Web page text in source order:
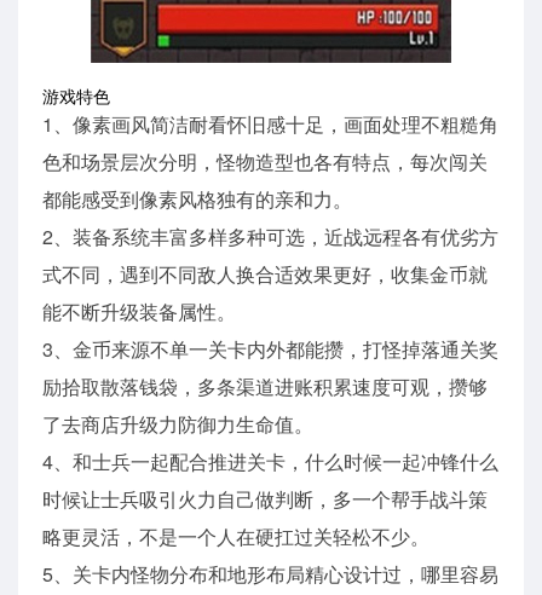
游戏特色
1、像素画风简洁耐看怀旧感十足，画面处理不粗糙角
色和场景层次分明，怪物造型也各有特点，每次闯关
都能感受到像素风格独有的亲和力。
2、装备系统丰富多样多种可选，近战远程各有优劣方
式不同，遇到不同敌人换合适效果更好，收集金币就
能不断升级装备属性。
3、金币来源不单一关卡内外都能攒，打怪掉落通关奖
励拾取散落钱袋，多条渠道进账积累速度可观，攒够
了去商店升级力防御力生命值。
4、和士兵一起配合推进关卡，什么时候一起冲锋什么
时候让士兵吸引火力自己做判断，多一个帮手战斗策
略更灵活，不是一个人在硬扛过关轻松不少。
5、关卡内怪物分布和地形布局精心设计过，哪里容易